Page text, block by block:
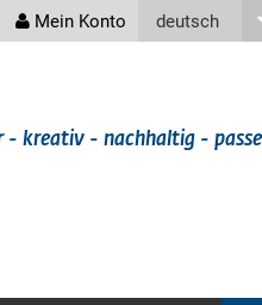
deutsch
Mein Konto
- kreativ - nachhaltig -